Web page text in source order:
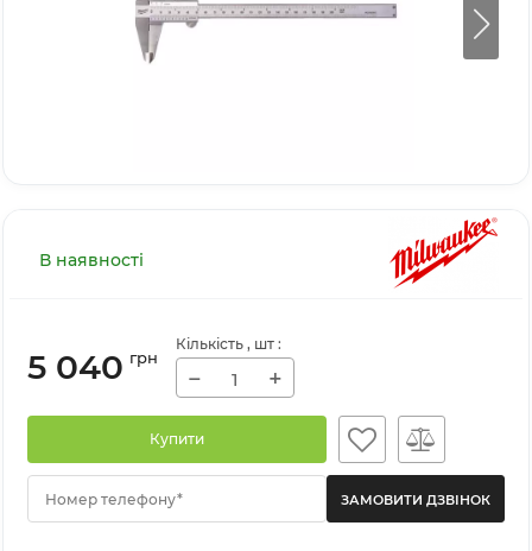
В наявності
5 040 грн
Кількість , шт :
− +
Купити
Номер телефону*